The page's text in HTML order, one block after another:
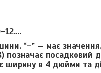
12….
“-” — має
позначає
в 4 дюйми та